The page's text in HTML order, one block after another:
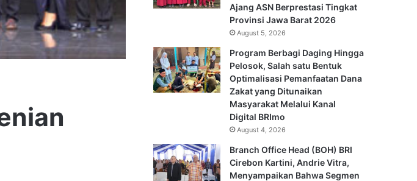
Ajang ASN Berprestasi Tingkat
Provinsi Jawa Barat 2026
August 5, 2026
Program Berbagi Daging Hingga
Pelosok, Salah satu Bentuk
Optimalisasi Pemanfaatan Dana
Zakat yang Ditunaikan
Masyarakat Melalui Kanal
Digital BRImo
August 4, 2026
Branch Office Head (BOH) BRI
Cirebon Kartini, Andrie Vitra,
Menyampaikan Bahwa Segmen